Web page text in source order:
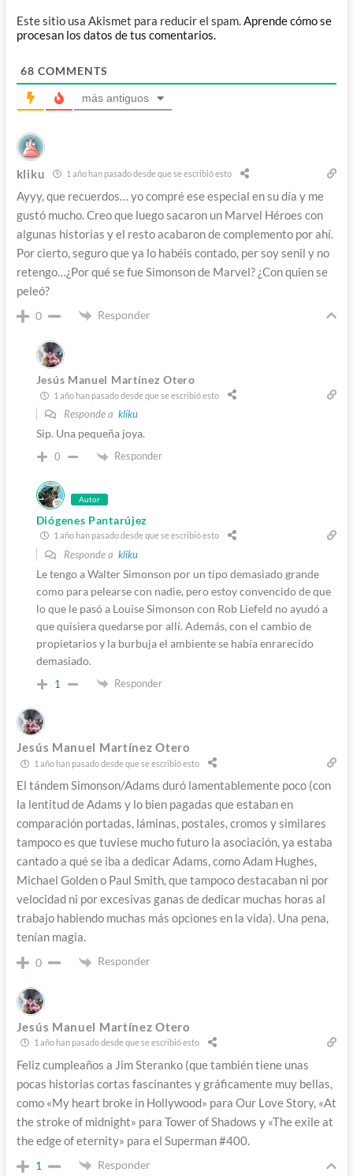
Este sitio usa Akismet para reducir el spam. Aprende cómo se
procesan los datos de tus comentarios.
68 COMMENTS
más antiguos
kliku 1 año han pasado desde que se escribió esto
Ayyy, que recuerdos… yo compré ese especial en su día y me
gustó mucho. Creo que luego sacaron un Marvel Héroes con
algunas historias y el resto acabaron de complemento por ahí.
Por cierto, seguro que ya lo habéis contado, per soy senil y no
retengo…¿Por qué se fue Simonson de Marvel? ¿Con quien se
peleó?
0 Responder
Jesús Manuel Martínez Otero
1 año han pasado desde que se escribió esto
Responde a kliku
Sip. Una pequeña joya.
0 Responder
Autor
Diógenes Pantarújez
1 año han pasado desde que se escribió esto
Responde a kliku
Le tengo a Walter Simonson por un tipo demasiado grande
como para pelearse con nadie, pero estoy convencido de que
lo que le pasó a Louise Simonson con Rob Liefeld no ayudó a
que quisiera quedarse por allí. Además, con el cambio de
propietarios y la burbuja el ambiente se había enrarecido
demasiado.
1 Responder
Jesús Manuel Martínez Otero
1 año han pasado desde que se escribió esto
El tándem Simonson/Adams duró lamentablemente poco (con
la lentitud de Adams y lo bien pagadas que estaban en
comparación portadas, láminas, postales, cromos y similares
tampoco es que tuviese mucho futuro la asociación, ya estaba
cantado a qué se iba a dedicar Adams, como Adam Hughes,
Michael Golden o Paul Smith, que tampoco destacaban ni por
velocidad ni por excesivas ganas de dedicar muchas horas al
trabajo habiendo muchas más opciones en la vida). Una pena,
tenían magia.
0 Responder
Jesús Manuel Martínez Otero
1 año han pasado desde que se escribió esto
Feliz cumpleaños a Jim Steranko (que también tiene unas
pocas historias cortas fascinantes y gráficamente muy bellas,
como «My heart broke in Hollywood» para Our Love Story, «At
the stroke of midnight» para Tower of Shadows y «The exile at
the edge of eternity» para el Superman #400.
1 Responder